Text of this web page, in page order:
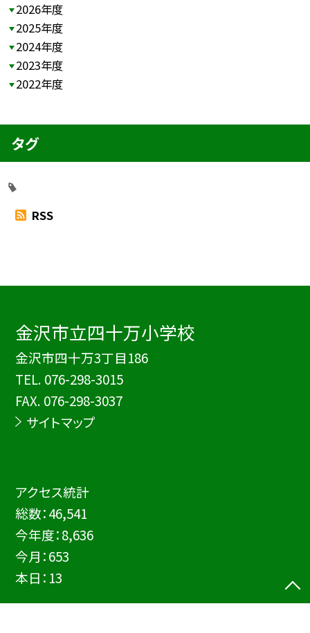
2026年度
2025年度
2024年度
2023年度
2022年度
タグ
RSS
金沢市立四十万小学校
金沢市四十万3丁目186
TEL. 076-298-3015
FAX. 076-298-3037
サイトマップ
アクセス統計
総数：46,541
今年度：8,636
今月：653
本日： 13